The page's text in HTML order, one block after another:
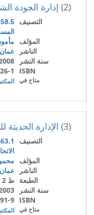
(2) إدارة الجودة
التصنيف
المؤلف
الناشر
سنة النشر
ISBN
1
متاح في
(3) الإدارة الحديثة
التصنيف
المؤلف
الناشر
الطبعة ط 2
سنة النشر
ISBN
9
متاح في